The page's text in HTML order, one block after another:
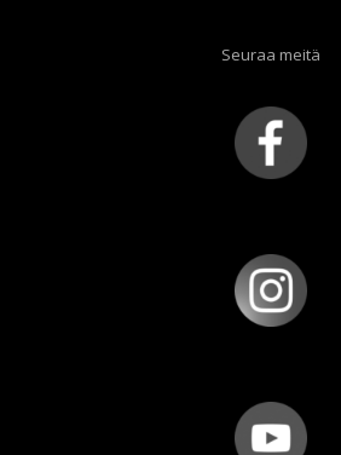
Seuraa meitä